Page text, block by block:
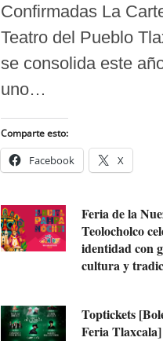
Confirmadas La
Teatro del Pueblo
se consolida este
uno…
Comparte esto:
Facebook X
Feria de la
Teolocholco
identidad con
cultura y
Toptickets
Feria